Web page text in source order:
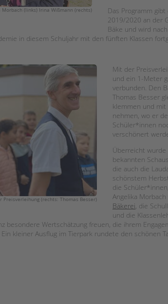
Morbach (links) Irina Wißmann (rechts)
Das Programm
2019/2020 an der
Bäke und wird
in diesem Schuljahr mit den fünften Klassen
Preisverleihung (rechts: Thomas Besser)
Mit der
und ein 1-Meter
verbunden. Den
Thomas Besser
klemmen und mit
nehmen, wo er
Schüler*innen
verschönert
Überreicht
bekannten
die auch die
schönstem
die
Angelika
Bäkerei, die
und die
besondere Wertschätzung freuen, die ihrem
kleiner Ausflug im Tierpark rundete den schönen